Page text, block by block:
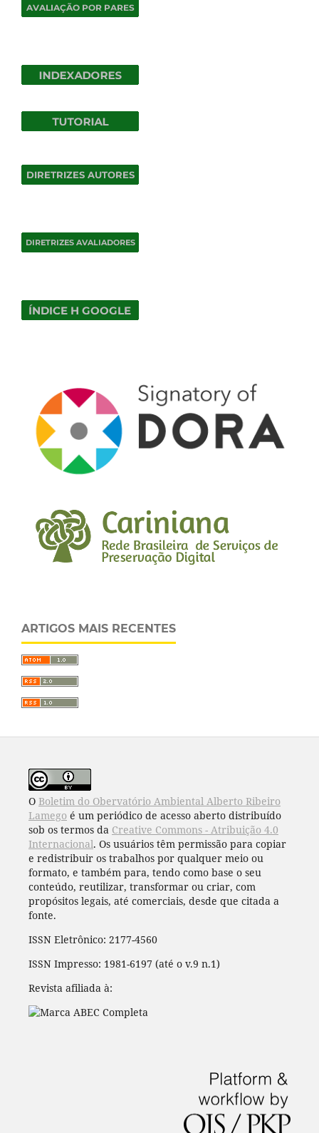
ARTIGOS MAIS RECENTES
O Boletim do Obervatório Ambiental Alberto Ribeiro
Lamego é um periódico de acesso aberto distribuído
sob os termos da Creative Commons - Atribuição 4.0
Internacional. Os usuários têm permissão para copiar
e redistribuir os trabalhos por qualquer meio ou
formato, e também para, tendo como base o seu
conteúdo, reutilizar, transformar ou criar, com
propósitos legais, até comerciais, desde que citada a
fonte.
ISSN Eletrônico: 2177-4560
ISSN Impresso: 1981-6197 (até o v.9 n.1)
Revista afiliada à: